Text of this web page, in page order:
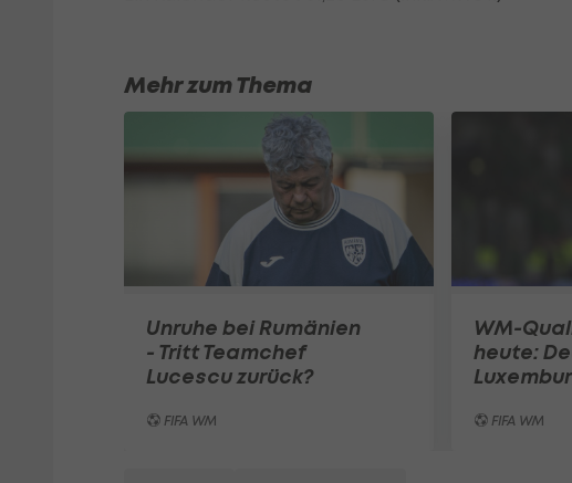
Mehr zum Thema
Unruhe bei Rumänien
- Tritt Teamchef
Lucescu zurück?
FIFA WM
WM-
heute:
FIFA WM